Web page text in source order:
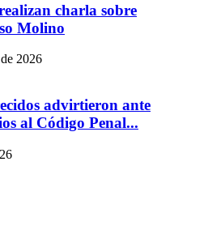
charla sobre
Molino
2026
advirtieron ante
al Código Penal...